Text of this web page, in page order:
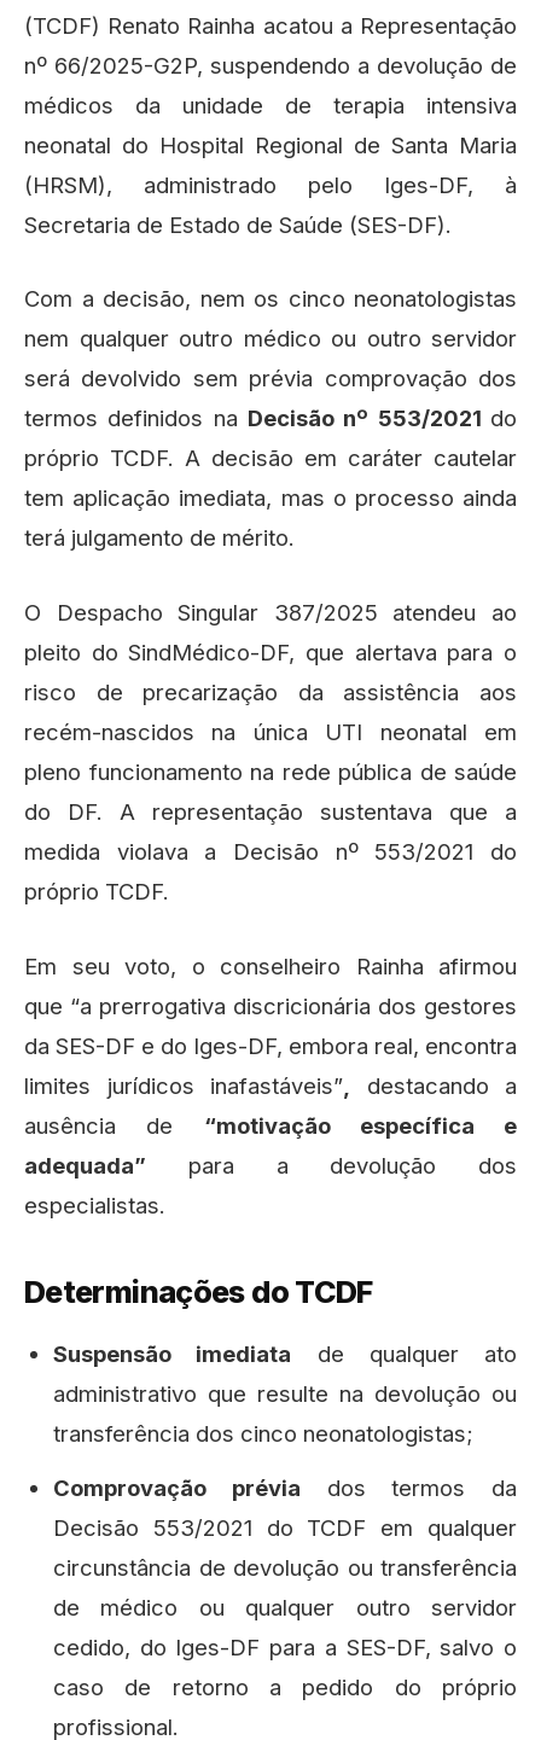
(TCDF) Renato Rainha acatou a Representação
nº 66/2025-G2P, suspendendo a devolução de
médicos da unidade de terapia intensiva
neonatal do Hospital Regional de Santa Maria
(HRSM), administrado pelo Iges-DF, à
Secretaria de Estado de Saúde (SES-DF).
Com a decisão, nem os cinco neonatologistas
nem qualquer outro médico ou outro servidor
será devolvido sem prévia comprovação dos
termos definidos na Decisão nº 553/2021 do
próprio TCDF. A decisão em caráter cautelar
tem aplicação imediata, mas o processo ainda
terá julgamento de mérito.
O Despacho Singular 387/2025 atendeu ao
pleito do SindMédico-DF, que alertava para o
risco de precarização da assistência aos
recém-nascidos na única UTI neonatal em
pleno funcionamento na rede pública de saúde
do DF. A representação sustentava que a
medida violava a Decisão nº 553/2021 do
próprio TCDF.
Em seu voto, o conselheiro Rainha afirmou
que “a prerrogativa discricionária dos gestores
da SES-DF e do Iges-DF, embora real, encontra
limites jurídicos inafastáveis”
destacando a
ausência de “motivação específica e
adequada” para a devolução dos
especialistas.
Determinações do TCDF
Suspensão imediata de qualquer ato
administrativo que resulte na devolução ou
transferência dos cinco neonatologistas;
Comprovação prévia dos termos da
Decisão 553/2021 do TCDF em qualquer
circunstância de devolução ou transferência
de médico ou qualquer outro servidor
cedido, do Iges-DF para a SES-DF, salvo o
caso de retorno a pedido do próprio
profissional.